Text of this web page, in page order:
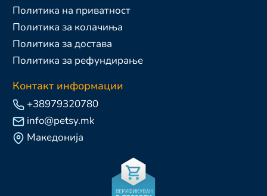
Политика на приватност
Политика за колачиња
Политика за достава
Политика за рефундирање
Контакт информации
+38979320780
info@petsy.mk
Македонија